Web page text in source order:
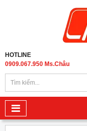
HOTLINE
0909.067.950 Ms.Châu